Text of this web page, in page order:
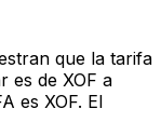
que la tarifa
es de XOF a
es XOF. El